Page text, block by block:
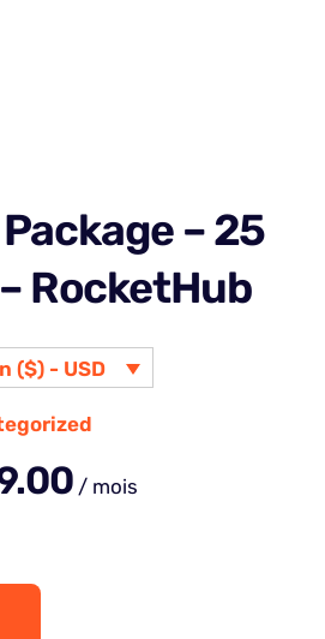
– 25
RocketHub
/ mois
($) - USD